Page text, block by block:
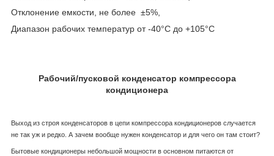
Отклонение емкости, не более ±5%,
Диапазон рабочих температур от -40°С до +105°С
Рабочий/пусковой конденсатор компрессора
кондиционера
Выход из строя конденсаторов в цепи компрессора кондиционеров случается
не так уж и редко. А зачем вообще нужен конденсатор и для чего он там стоит?
Бытовые кондиционеры небольшой мощности в основном питаются от